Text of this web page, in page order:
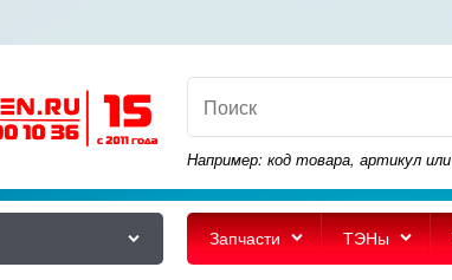
Например: код товара, артикул
Запчасти ТЭНы